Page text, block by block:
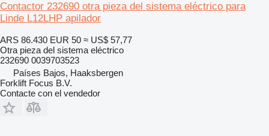
Contactor 232690 otra pieza del sistema eléctrico para
Linde L12LHP apilador
ARS 86.430 EUR 50 ≈ US$ 57,77
Otra pieza del sistema eléctrico
232690 0039703523
Países Bajos, Haaksbergen
Forklift Focus B.V.
Contacte con el vendedor